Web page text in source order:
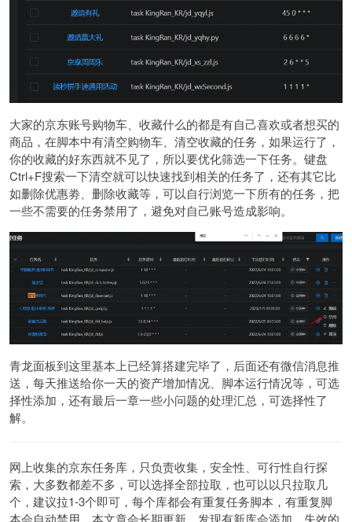
大家的京东账号购物车、收藏什么的都是有自己喜欢或者想买的
商品，在脚本中有清空购物车、清空收藏的任务，如果运行了，
你的收藏的好东西就不见了，所以要优化筛选一下任务。键盘
Ctrl+F搜索一下清空就可以快速找到相关的任务了，还有其它比
如删除优惠劵、删除收藏等，可以自行浏览一下所有的任务，把
一些不需要的任务禁用了，避免对自己账号造成影响。
青龙面板到这里基本上已经算搭建完毕了，后面还有微信消息推
送，每天推送给你一天的资产增加情况、脚本运行情况等，可选
择性添加，还有最后一章一些小问题的处理汇总，可选择性了
解。
网上收集的京东任务库，只负责收集，安全性、可行性自行探
索，大多数都差不多，可以选择全部拉取，也可以以只拉取几
个，建议拉1-3个即可，每个库都会有重复任务脚本，有重复脚
本会自动禁用，本文章会长期更新，发现有新库会添加，失效的